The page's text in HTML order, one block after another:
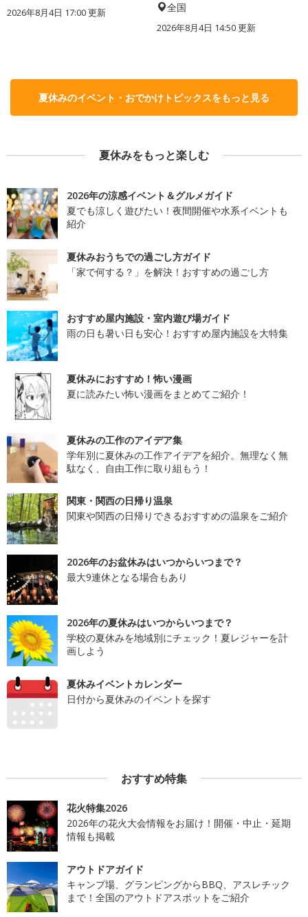
2026年8月4日 17:00更新 全国
2026年8月4日 14:50更新
夏休みのイベント・おでかけトピックスをもっと見る
夏休みをもっと楽しむ
2026年の涼感イベント＆グルメガイド
夏でも涼しく遊びたい！夜間開催や水系イベントも
紹介
夏休みおうちでの過ごし方ガイド
「家で何する？」を解決！おすすめの過ごし方
おすすめ屋内施設・室内遊び場ガイド
雨の日も暑い日も安心！おすすめ屋内施設を大特集
夏休みにおすすめ！怖い漫画
夏に読みたい怖い漫画をまとめてご紹介！
夏休みの工作のアイデア集
学年別に夏休みの工作アイデアを紹介。無理なく無
駄なく、自由工作に取り組もう！
関東・関西の日帰り温泉
関東や関西の日帰りできるおすすめの温泉をご紹介
2026年のお盆休みはいつからいつまで？
最大9連休となる場合もあり
2026年の夏休みはいつからいつまで？
学校の夏休みを地域別にチェック！夏レジャーを計
画しよう
夏休みイベントカレンダー
日付から夏休みのイベントを探す
おすすめ特集
花火特集2026
2026年の花火大会情報をお届け！開催・中止・延期
情報も掲載
アウトドアガイド
キャンプ場、グランピングからBBQ、アスレチック
まで！全国のアウトドアスポットをご紹介